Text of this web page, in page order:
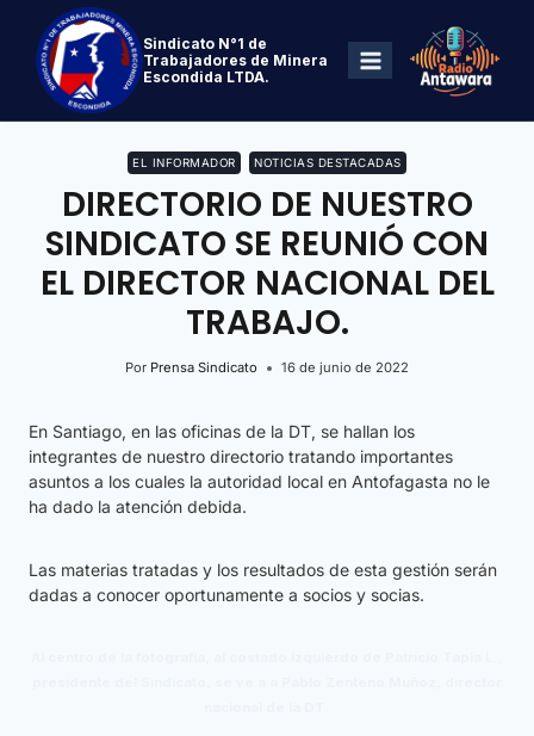
Sindicato N°1 de
Trabajadores de Minera
Escondida LTDA.
EL INFORMADOR NOTICIAS DESTACADAS
DIRECTORIO DE NUESTRO
SINDICATO SE REUNIÓ CON
EL DIRECTOR NACIONAL DEL
TRABAJO.
Por Prensa Sindicato 16 de junio de 2022
En Santiago, en las oficinas de la DT, se hallan los
integrantes de nuestro directorio tratando importantes
asuntos a los cuales la autoridad local en Antofagasta no le
ha dado la atención debida.
Las materias tratadas y los resultados de esta gestión serán
dadas a conocer oportunamente a socios y socias.